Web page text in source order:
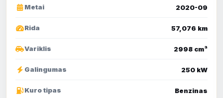
Metai 2020-09
Rida 57,076 km
Variklis 2998 cm³
Galingumas 250 kW
Kuro tipas Benzinas